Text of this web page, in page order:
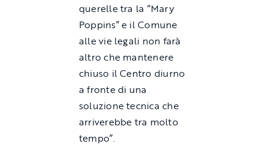
querelle tra la “Mary
Poppins” e il Comune
alle vie legali non farà
altro che mantenere
chiuso il Centro diurno
a fronte di una
soluzione tecnica che
arriverebbe tra molto
tempo”.